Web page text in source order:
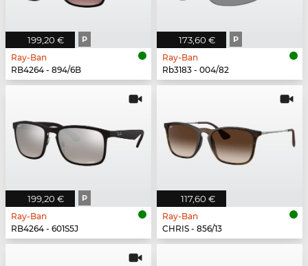
199,20 € P
Ray-Ban
RB4264 - 894/6B
173,60 € P
Ray-Ban
Rb3183 - 004/82
199,20 € P
Ray-Ban
RB4264 - 601S5J
117,60 €
Ray-Ban
CHRIS - 856/13